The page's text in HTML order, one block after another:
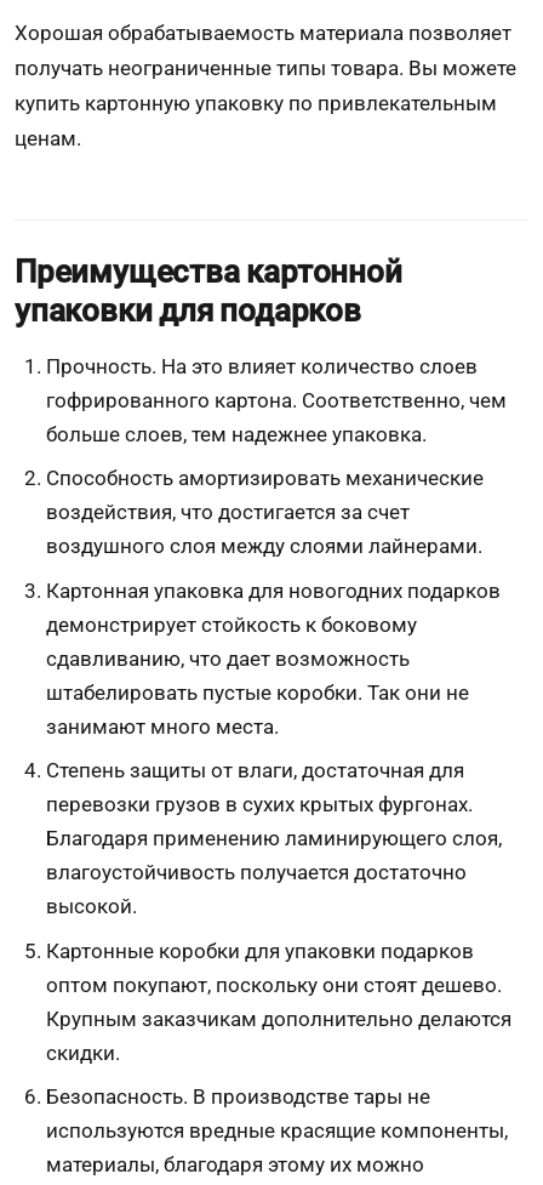
Хорошая обрабатываемость материала позволяет
получать неограниченные типы товара. Вы можете
купить картонную упаковку по привлекательным
ценам.
Преимущества картонной
упаковки для подарков
Прочность. На это влияет количество слоев
гофрированного картона. Соответственно, чем
больше слоев, тем надежнее упаковка.
Способность амортизировать механические
воздействия, что достигается за счет
воздушного слоя между слоями лайнерами.
Картонная упаковка для новогодних подарков
демонстрирует стойкость к боковому
сдавливанию, что дает возможность
штабелировать пустые коробки. Так они не
занимают много места.
Степень защиты от влаги, достаточная для
перевозки грузов в сухих крытых фургонах.
Благодаря применению ламинирующего слоя,
влагоустойчивость получается достаточно
высокой.
Картонные коробки для упаковки подарков
оптом покупают, поскольку они стоят дешево.
Крупным заказчикам дополнительно делаются
скидки.
Безопасность. В производстве тары не
используются вредные красящие компоненты,
материалы, благодаря этому их можно